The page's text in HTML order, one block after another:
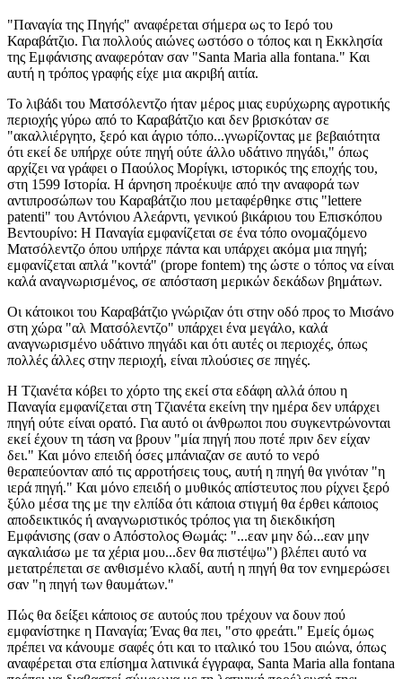
"Παναγία της Πηγής" αναφέρεται σήμερα ως το Ιερό του
Καραβάτζιο. Για πολλούς αιώνες ωστόσο ο τόπος και η Εκκλησία
της Εμφάνισης αναφερόταν σαν "Santa Maria alla fontana." Και
αυτή η τρόπος γραφής είχε μια ακριβή αιτία.
Το λιβάδι του Ματσόλεντζο ήταν μέρος μιας ευρύχωρης αγροτικής
περιοχής γύρω από το Καραβάτζιο και δεν βρισκόταν σε
"ακαλλιέργητο, ξερό και άγριο τόπο...γνωρίζοντας με βεβαιότητα
ότι εκεί δε υπήρχε ούτε πηγή ούτε άλλο υδάτινο πηγάδι," όπως
αρχίζει να γράφει ο Παούλος Μορίγκι, ιστορικός της εποχής του,
στη 1599 Ιστορία. Η άρνηση προέκυψε από την αναφορά των
αντιπροσώπων του Καραβάτζιο που μεταφέρθηκε στις "lettere
patenti" του Αντόνιου Αλεάρντι, γενικού βικάριου του Επισκόπου
Βεντουρίνο: Η Παναγία εμφανίζεται σε ένα τόπο ονομαζόμενο
Ματσόλεντζο όπου υπήρχε πάντα και υπάρχει ακόμα μια πηγή;
εμφανίζεται απλά "κοντά" (prope fontem) της ώστε ο τόπος να είναι
καλά αναγνωρισμένος, σε απόσταση μερικών δεκάδων βημάτων.
Οι κάτοικοι του Καραβάτζιο γνώριζαν ότι στην οδό προς το Μισάνο
στη χώρα "αλ Ματσόλεντζο" υπάρχει ένα μεγάλο, καλά
αναγνωρισμένο υδάτινο πηγάδι και ότι αυτές οι περιοχές, όπως
πολλές άλλες στην περιοχή, είναι πλούσιες σε πηγές.
Η Τζιανέτα κόβει το χόρτο της εκεί στα εδάφη αλλά όπου η
Παναγία εμφανίζεται στη Τζιανέτα εκείνη την ημέρα δεν υπάρχει
πηγή ούτε είναι ορατό. Για αυτό οι άνθρωποι που συγκεντρώνονται
εκεί έχουν τη τάση να βρουν "μία πηγή που ποτέ πριν δεν είχαν
δει." Και μόνο επειδή όσες μπάνιαζαν σε αυτό το νερό
θεραπεύονταν από τις αρροτήσεις τους, αυτή η πηγή θα γινόταν "η
ιερά πηγή." Και μόνο επειδή ο μυθικός απίστευτος που ρίχνει ξερό
ξύλο μέσα της με την ελπίδα ότι κάποια στιγμή θα έρθει κάποιος
αποδεικτικός ή αναγνωριστικός τρόπος για τη διεκδικήση
Εμφάνισης (σαν ο Απόστολος Θωμάς: "...εαν μην δώ...εαν μην
αγκαλιάσω με τα χέρια μου...δεν θα πιστέψω") βλέπει αυτό να
μετατρέπεται σε ανθισμένο κλαδί, αυτή η πηγή θα τον ενημερώσει
σαν "η πηγή των θαυμάτων."
Πώς θα δείξει κάποιος σε αυτούς που τρέχουν να δουν πού
εμφανίστηκε η Παναγία; Ένας θα πει, "στο φρεάτι." Εμείς όμως
πρέπει να κάνουμε σαφές ότι και το ιταλικό του 15ου αιώνα, όπως
αναφέρεται στα επίσημα λατινικά έγγραφα, Santa Maria alla fontana